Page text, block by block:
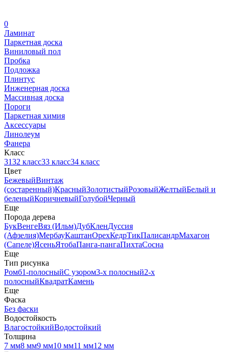
0
Ламинат
Паркетная доска
Виниловый пол
Пробка
Подложка
Плинтус
Инженерная доска
Массивная доска
Пороги
Паркетная химия
Аксессуары
Линолеум
Фанера
Класс
3132 класс33 класс34 класс
Цвет
БежевыйВинтаж
(состаренный)КрасныйЗолотистыйРозовыйЖелтыйБелый и
беленыйКоричневыйГолубойЧерный
Еще
Порода дерева
БукВенгеВяз (Ильм)ДубКленДуссия
(Афзелия)МербауКаштанОрехКедрТикПалисандрМахагон
(Сапеле)ЯсеньЯтобаПанга-пангаПихтаСосна
Еще
Тип рисунка
Ромб1-полосныйС узором3-х полосный2-х
полосныйКвадратКамень
Еще
Фаска
Без фаски
Водостойкость
ВлагостойкийВодостойкий
Толщина
7 мм8 мм9 мм10 мм11 мм12 мм